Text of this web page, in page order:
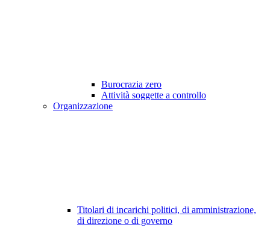
Burocrazia zero
Attività soggette a controllo
Organizzazione
Titolari di incarichi politici, di amministrazione,
di direzione o di governo